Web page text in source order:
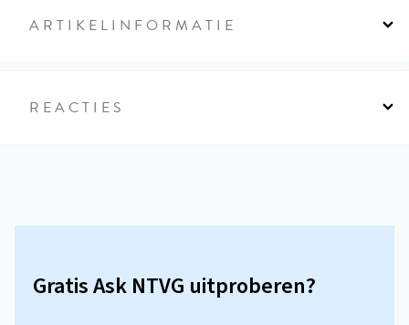
ARTIKELINFORMATIE
REACTIES
Gratis Ask NTVG uitproberen?